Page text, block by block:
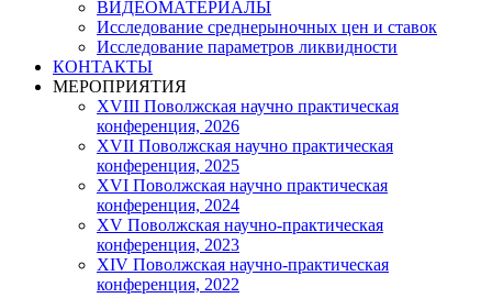
ВИДЕОМАТЕРИАЛЫ
Исследование среднерыночных цен и ставок
Исследование параметров ликвидности
КОНТАКТЫ
МЕРОПРИЯТИЯ
XVIII Поволжская научно практическая
конференция, 2026
XVII Поволжская научно практическая
конференция, 2025
XVI Поволжская научно практическая
конференция, 2024
ХV Поволжская научно-практическая
конференция, 2023
ХIV Поволжская научно-практическая
конференция, 2022